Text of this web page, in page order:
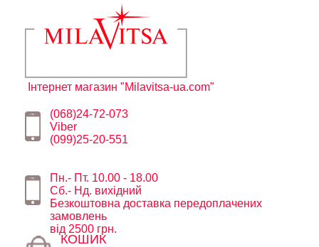
Інтернет магазин "Milavitsa-ua.com"
(068)24-72-073
Viber
(099)25-20-551
Пн.- Пт. 10.00 - 18.00
Сб.- Нд. вихідний
Безкоштовна доставка передоплачених
замовлень
від 2500 грн.
КОШИК